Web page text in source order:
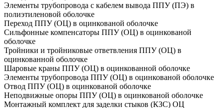
Элементы трубопровода с кабелем вывода ППУ (ПЭ) в
полиэтиленовой оболочке
Переход ППУ (ОЦ) в оцинкованой оболочке
Сильфонные компенсаторы ППУ (ОЦ) в оцинкованой
оболочке
Тройники и тройниковые ответвления ППУ (ОЦ) в
оцинкованной оболочке
Шаровые краны ППУ (ОЦ) в оцинкованной оболочке
Элементы трубопровода ППУ (ОЦ) в оцинкованой оболочке
Отвод ППУ (ОЦ) в оцинкованой оболочке
Неподвижные опоры ППУ (ОЦ) в оцинкованой оболочке
Монтажный комплект для заделки стыков (КЗС) ОЦ